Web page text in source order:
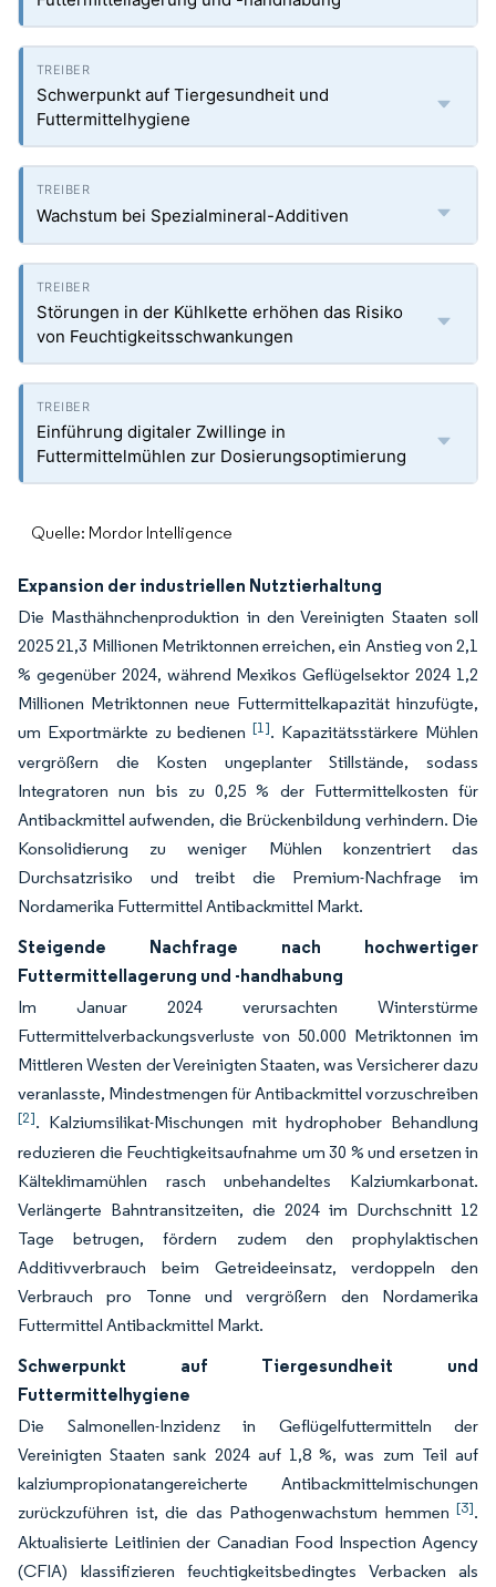
Schwerpunkt auf Tiergesundheit und
Futtermittelhygiene
Wachstum bei Spezialmineral-Additiven
Störungen in der Kühlkette erhöhen das Risiko
von Feuchtigkeitsschwankungen
Einführung digitaler Zwillinge in
Futtermittelmühlen zur Dosierungsoptimierung
Quelle: Mordor Intelligence
Expansion der industriellen Nutztierhaltung
Die Masthähnchenproduktion in den Vereinigten Staaten soll
2025 21,3 Millionen Metriktonnen erreichen, ein Anstieg von 2,1
% gegenüber 2024, während Mexikos Geflügelsektor 2024 1,2
Millionen Metriktonnen neue Futtermittelkapazität hinzufügte,
um Exportmärkte zu bedienen[1]. Kapazitätsstärkere Mühlen
vergrößern die Kosten ungeplanter Stillstände, sodass
Integratoren nun bis zu 0,25 % der Futtermittelkosten für
Antibackmittel aufwenden, die Brückenbildung verhindern. Die
Konsolidierung zu weniger Mühlen konzentriert das
Durchsatzrisiko und treibt die Premium-Nachfrage im
Nordamerika Futtermittel Antibackmittel Markt.
Steigende Nachfrage nach hochwertiger
Futtermittellagerung und -handhabung
Im Januar 2024 verursachten Winterstürme
Futtermittelverbackungsverluste von 50.000 Metriktonnen im
Mittleren Westen der Vereinigten Staaten, was Versicherer dazu
veranlasste, Mindestmengen für Antibackmittel vorzuschreiben
[2]. Kalziumsilikat-Mischungen mit hydrophober Behandlung
reduzieren die Feuchtigkeitsaufnahme um 30 % und ersetzen in
Kälteklimamühlen rasch unbehandeltes Kalziumkarbonat.
Verlängerte Bahntransitzeiten, die 2024 im Durchschnitt 12
Tage betrugen, fördern zudem den prophylaktischen
Additivverbrauch beim Getreideeinsatz, verdoppeln den
Verbrauch pro Tonne und vergrößern den Nordamerika
Futtermittel Antibackmittel Markt.
Schwerpunkt auf Tiergesundheit und
Futtermittelhygiene
Die Salmonellen-Inzidenz in Geflügelfuttermitteln der
Vereinigten Staaten sank 2024 auf 1,8 %, was zum Teil auf
kalziumpropionatangereicherte Antibackmittelmischungen
zurückzuführen ist, die das Pathogenwachstum hemmen [3].
Aktualisierte Leitlinien der Canadian Food Inspection Agency
(CFIA) klassifizieren feuchtigkeitsbedingtes Verbacken als